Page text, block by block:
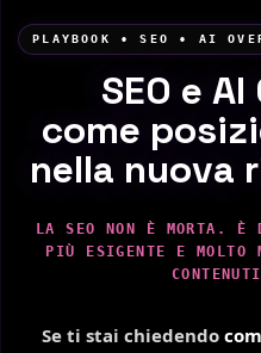
PLAYBOOK • SEO • AI
SEO e
come
nella nuova
LA SEO NON È MORTA. È
PIÙ ESIGENTE E MOLTO
Se ti stai chiedendo